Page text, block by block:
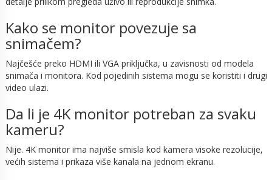
Kako se monitor povezuje sa
snimačem?
Najčešće preko HDMI ili VGA priključka, u zavisnosti od modela
snimača i monitora. Kod pojedinih sistema mogu se koristiti i drugi
video ulazi.
Da li je 4K monitor potreban za svaku
kameru?
Nije. 4K monitor ima najviše smisla kod kamera visoke rezolucije,
većih sistema i prikaza više kanala na jednom ekranu.